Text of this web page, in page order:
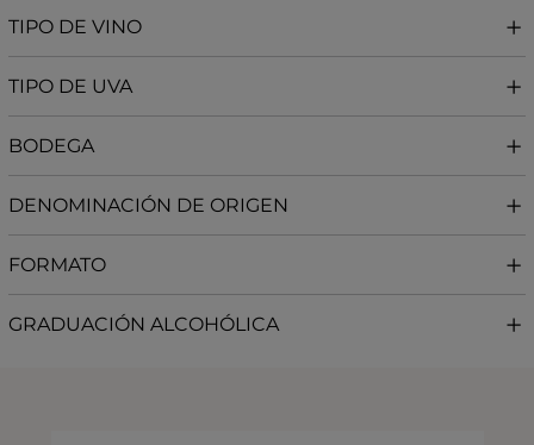
TIPO DE VINO
TIPO DE UVA
BODEGA
DENOMINACIÓN DE ORIGEN
FORMATO
GRADUACIÓN ALCOHÓLICA